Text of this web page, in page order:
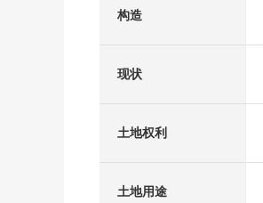
构造
现状
土地权利
土地用途